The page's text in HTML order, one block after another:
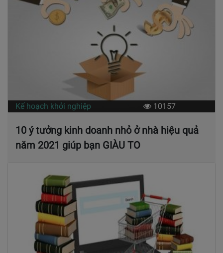
Kế hoạch khởi nghiệp 10157
10 ý tưởng kinh doanh nhỏ ở nhà hiệu quả
năm 2021 giúp bạn GIÀU TO